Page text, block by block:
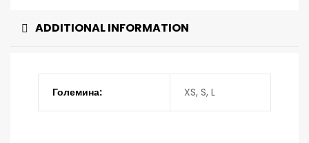
ADDITIONAL INFORMATION
Големина: XS, S, L